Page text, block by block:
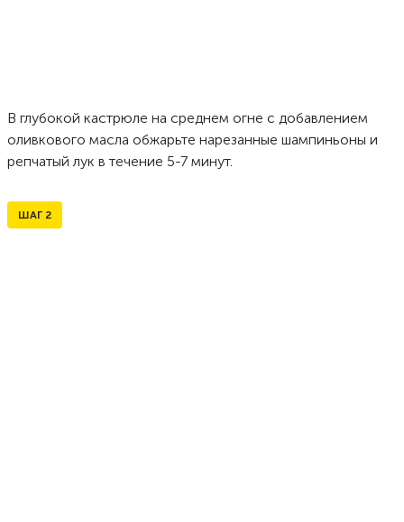
В глубокой кастрюле на среднем огне с добавлением
оливкового масла обжарьте нарезанные шампиньоны и
репчатый лук в течение 5-7 минут.
ШАГ 2